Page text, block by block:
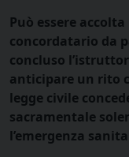
Può essere
concordatario da
concluso
anticipare un rito
legge civile
sacramentale
l’emergenza